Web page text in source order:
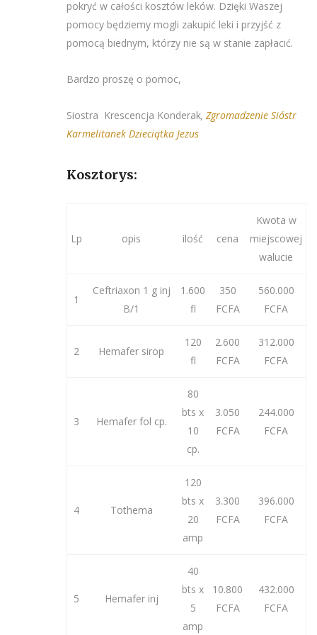
pokryć w całości kosztów leków. Dzięki Waszej
pomocy będziemy mogli zakupić leki i przyjść z
pomocą biednym, którzy nie są w stanie zapłacić.
Bardzo proszę o pomoc,
Siostra Krescencja Konderak, Zgromadzenie Sióstr
Karmelitanek Dzieciątka Jezus
Kosztorys:
Lp opis ilość cena
Kwota w
miejscowej
walucie
1
Ceftriaxon 1 g inj
B/1
1.600
fl
350
FCFA
560.000
FCFA
2 Hemafer sirop
120
fl
2.600
FCFA
312.000
FCFA
3 Hemafer fol cp.
80
bts x
10
cp.
3.050
FCFA
244.000
FCFA
4 Tothema
120
bts x
20
amp
3.300
FCFA
396.000
FCFA
5 Hemafer inj
40
bts x
5
amp
10.800
FCFA
432.000
FCFA